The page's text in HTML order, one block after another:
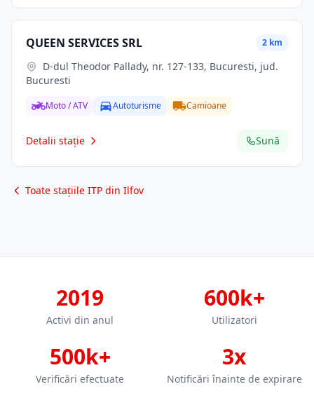
QUEEN SERVICES SRL 2 km
Bucuresti
Moto / ATV Autoturisme Camioane
Detalii stație Sună
Toate stațiile ITP din Ilfov
2019
Activi din anul
600k+
Utilizatori
500k+
Verificări efectuate
3x
Notificări înainte de expirare